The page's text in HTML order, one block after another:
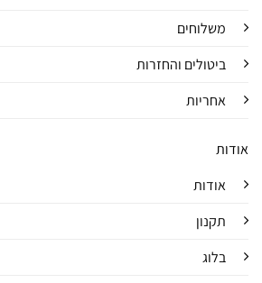
משלוחים
ביטולים והחזרות
אחריות
אודות
אודות
תקנון
בלוג